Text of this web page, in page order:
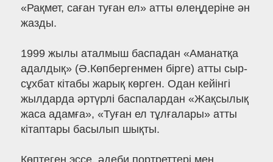
«Рақмет, саған туған ел» атты өлеңдеріне ән
жазды.
1999 жылы аталмыш баспадан «Аманатқа
адалдық» (Ә.Көпбергенмен бірге) атты сыр-
сұхбат кітабы жарық көрген. Одан кейінгі
жылдарда әртүрлі баспалардан «Жақсылық
жаса адамға», «Туған ел тұлғалары» атты
кітаптары басылып шықты.